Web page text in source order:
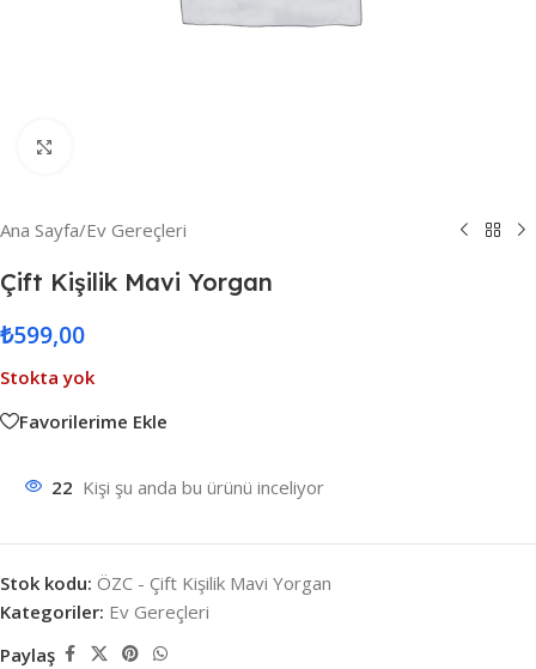
Ana Sayfa/Ev Gereçleri
Çift Kişilik Mavi Yorgan
₺599,00
Stokta yok
Favorilerime Ekle
22 Kişi şu anda bu ürünü inceliyor
Stok kodu: ÖZC - Çift Kişilik Mavi Yorgan
Kategoriler: Ev Gereçleri
Paylaş